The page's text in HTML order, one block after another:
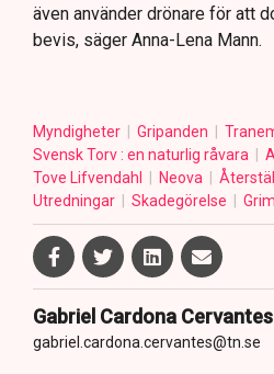
även använder drönare för att
bevis, säger Anna-Lena Mann.
Myndigheter Gripanden
Svensk Torv : en naturlig råvara
Tove Lifvendahl
Neova
Utredningar
Skadegörelse
Gabriel Cardona Cervantes
gabriel.cardona.cervantes@tn.se